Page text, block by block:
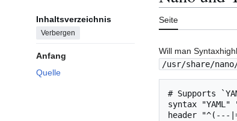
Inhaltsverzeichnis
Verbergen
Anfang
Quelle
Seite
Will man
/usr/share/
# Supports
syntax
header "^(---